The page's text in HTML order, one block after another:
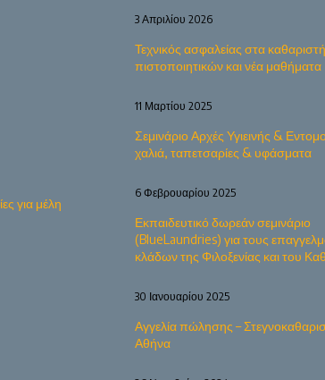
για μέλη
Τεχνικός ασφαλείας στα
πιστοποιητικών και νέα μαθήματα
3 Απριλίου 2026
Σεμινάριο Αρχές Υγιεινής &
χαλιά, ταπετσαρίες & υφάσματα
11 Μαρτίου 2025
Εκπαιδευτικό δωρεάν σεμινάριο
(BlueLaundries) για τους
κλάδων της Φιλοξενίας και του
6 Φεβρουαρίου 2025
Αγγελία πώλησης –
Αθήνα
30 Ιανουαρίου 2025